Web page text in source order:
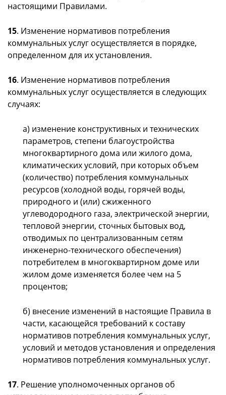
настоящими Правилами.
15. Изменение нормативов потребления
коммунальных услуг осуществляется в порядке,
определенном для их установления.
16. Изменение нормативов потребления
коммунальных услуг осуществляется в следующих
случаях:
а) изменение конструктивных и технических
параметров, степени благоустройства
многоквартирного дома или жилого дома,
климатических условий, при которых объем
(количество) потребления коммунальных
ресурсов (холодной воды, горячей воды,
природного и (или) сжиженного
углеводородного газа, электрической энергии,
тепловой энергии, сточных бытовых вод,
отводимых по централизованным сетям
инженерно-технического обеспечения)
потребителем в многоквартирном доме или
жилом доме изменяется более чем на 5
процентов;
б) внесение изменений в настоящие Правила в
части, касающейся требований к составу
нормативов потребления коммунальных услуг,
условий и методов установления и определения
нормативов потребления коммунальных услуг.
17. Решение уполномоченных органов об